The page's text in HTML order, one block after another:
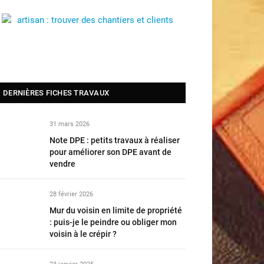
DERNIÈRES FICHES TRAVAUX
31 mars 2026
Note DPE : petits travaux à réaliser
pour améliorer son DPE avant de
vendre
28 février 2026
Mur du voisin en limite de propriété
: puis-je le peindre ou obliger mon
voisin à le crépir ?